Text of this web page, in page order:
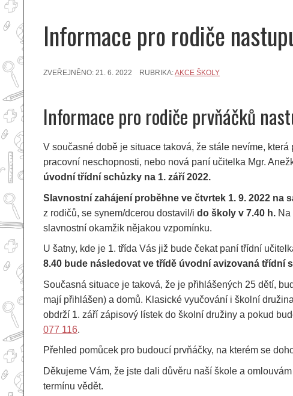
Informace pro rodiče
ZVEŘEJNĚNO: 21. 6. 2022 RUBRIKA:AKCE ŠKOLY
Informace pro rodiče prvňáčků
V současné době je situace taková, že stále nevíme,
pracovní neschopnosti, nebo nová paní učitelka Mgr.
úvodní třídní schůzky na 1. září 2022.
Slavnostní zahájení proběhne ve čtvrtek 1. 9. 2022 na
z rodičů, se synem/dcerou dostavil/i do školy v 7.40 h.
slavnostní okamžik nějakou vzpomínku.
U šatny, kde je 1. třída Vás již bude čekat paní třídní
8.40 bude následovat ve třídě úvodní avizovaná třídní
Současná situace je taková, že je přihlášených 25 dětí,
mají přihlášen) a domů. Klasické vyučování i školní
obdrží 1. září zápisový lístek do školní družiny a pokud
077 116.
Přehled pomůcek pro budoucí prvňáčky, na kterém se
Děkujeme Vám, že jste dali důvěru naší škole a
termínu vědět.